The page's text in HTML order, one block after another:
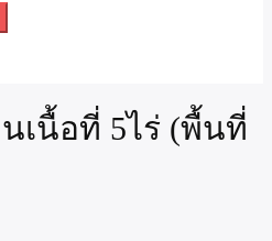
เนื้อที่ 5ไร่ (พื้นที่